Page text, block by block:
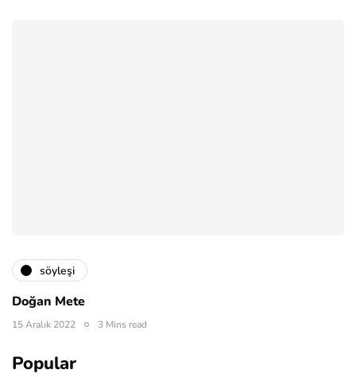
söyleşi
Doğan Mete
15 Aralık 2022 3 Mins read
Popular